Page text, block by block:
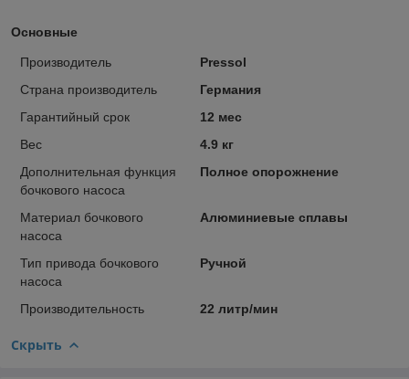
Основные
Производитель
Pressol
Страна производитель
Германия
Гарантийный срок
12 мес
Вес
4.9 кг
Дополнительная функция
бочкового насоса
Полное опорожнение
Материал бочкового
насоса
Алюминиевые сплавы
Тип привода бочкового
насоса
Ручной
Производительность 22 литр/мин
Скрыть